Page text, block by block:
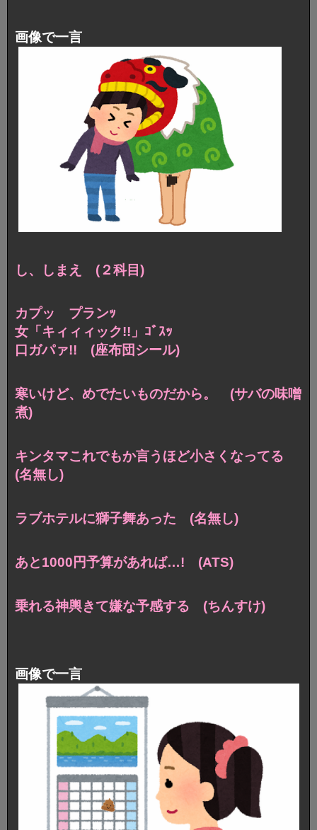
画像で一言
し、しまえ (２科目)
カプッ プランｯ
女「キィィィック!!」ｺﾞｽｯ
口ガパァ!! (座布団シール)
寒いけど、めでたいものだから。 (サバの味噌
煮)
キンタマこれでもか言うほど小さくなってる
(名無し)
ラブホテルに獅子舞あった (名無し)
あと1000円予算があれば…! (ATS)
乗れる神輿きて嫌な予感する (ちんすけ)
画像で一言